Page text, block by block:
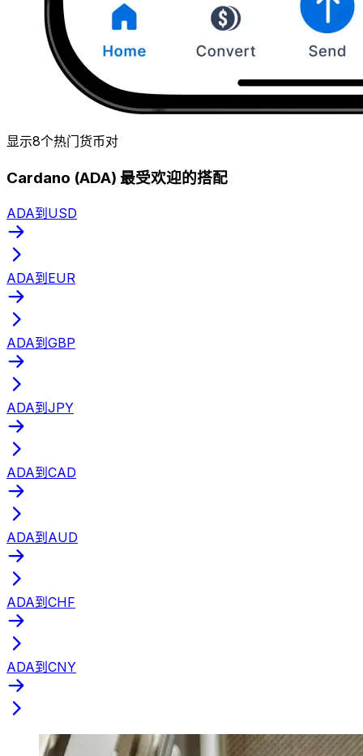
显示8个热门货币对
Cardano (ADA) 最受欢迎的搭配
ADA到USD
ADA到EUR
ADA到GBP
ADA到JPY
ADA到CAD
ADA到AUD
ADA到CHF
ADA到CNY